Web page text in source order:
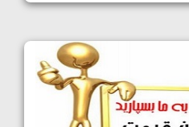
رقبای نمایندگان